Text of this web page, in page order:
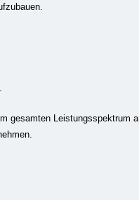
gesamten Leistungsspektrum